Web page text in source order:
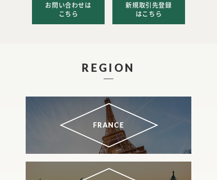
お問い合わせは
こちら
新規取引先登録
はこちら
REGION
FRANCE